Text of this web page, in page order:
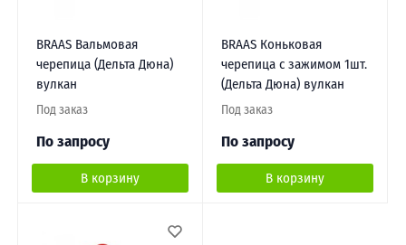
BRAAS Вальмовая
черепица (Дельта Дюна)
вулкан
Под заказ
По запросу
В корзину
BRAAS Коньковая
черепица с зажимом 1шт.
(Дельта Дюна) вулкан
Под заказ
По запросу
В корзину